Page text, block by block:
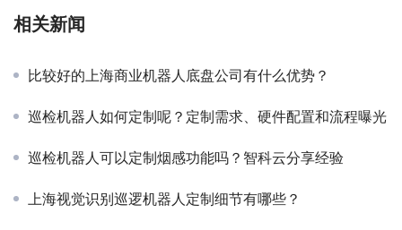
相关新闻
比较好的上海商业机器人底盘公司有什么优势？
巡检机器人如何定制呢？定制需求、硬件配置和流程曝光
巡检机器人可以定制烟感功能吗？智科云分享经验
上海视觉识别巡逻机器人定制细节有哪些？